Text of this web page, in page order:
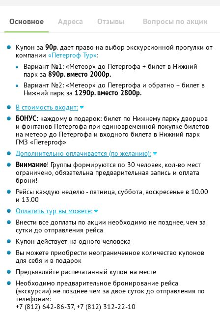
Основное Отзывы Вопросы по акции
Адреса
Купон за 90р. дает право на выбор экскурсионной прогулки от
компании «Петергоф Тур»:
Вариант №1: «Метеор» до Петергофа + билет в Нижний
парк за 890р. вместо 2000р.
Вариант №2: «Метеор» до Петергофа и обратно + билет в
Нижний парк за 1290р. вместо 2800р.
В стоимость входит:
БОНУС: каждому в подарок: билет по Нижнему парку дворцов
и фонтанов Петергофа при единовременной покупке билетов
на метеор до Петергофа и входного билета в Нижний парк
ГМЗ «Петергоф»
Дополнительно оплачивается (по желанию):
Внимание! Группы формируются по 30 человек, кол-во мест
ограничено, обязательна предварительная запись и оплата
брони!
Рейсы каждую неделю - пятница, суббота, воскресенье в 10.00
и 13.00
Оплатить тур вы можете:
Внести все доплаты по акции необходимо не позднее, чем за
сутки до отправления рейса
Купон действует на одного человека
Вы можете приобрести неограниченное количество купонов
для себя и в подарок
Предъявляйте распечатанный купон на месте
Необходимо предварительное бронирование рейса
(экскурсии) не позднее чем за двое суток до отправления по
телефонам:
+7 (812) 642-86-37, +7 (812) 312-22-10